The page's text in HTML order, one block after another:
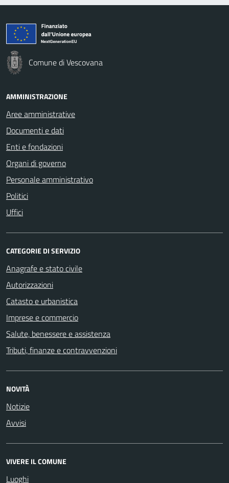
Comune di Vescovana
AMMINISTRAZIONE
Aree amministrative
Documenti e dati
Enti e fondazioni
Organi di governo
Personale amministrativo
Politici
Uffici
CATEGORIE DI SERVIZIO
Anagrafe e stato civile
Autorizzazioni
Catasto e urbanistica
Imprese e commercio
Salute, benessere e assistenza
Tributi, finanze e contravvenzioni
NOVITÀ
Notizie
Avvisi
VIVERE IL COMUNE
Luoghi